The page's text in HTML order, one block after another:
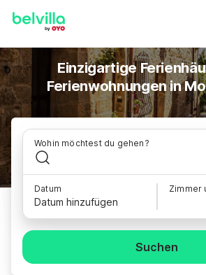
Einzigartige
Ferienwohnungen in
Wohin möchtest du gehen?
Datum
Datum hinzufügen
Zimmer
Suchen